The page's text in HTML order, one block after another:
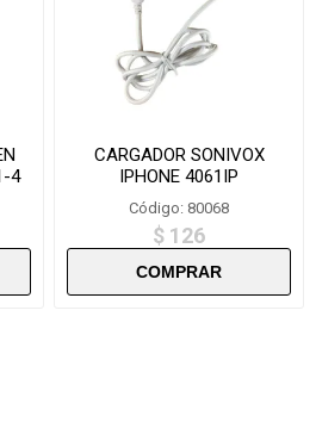
4
CARGADOR SONIVOX
IPHONE 4061IP
Código: 80068
$ 126